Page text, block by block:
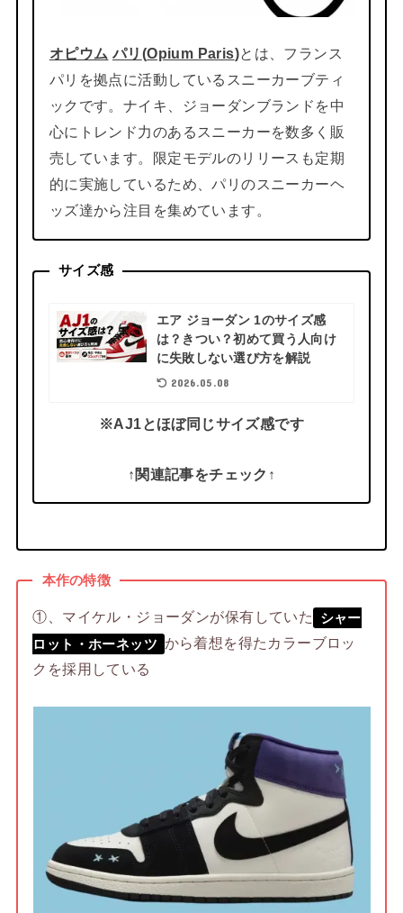
オピウム パリ (Opium Paris)とは、フランス
パリを拠点に活動しているスニーカーブティ
ックです。ナイキ、ジョーダンブランドを中
心にトレンド力のあるスニーカーを数多く販
売しています。限定モデルのリリースも定期
的に実施しているため、パリのスニーカーヘ
ッズ達から注目を集めています。
サイズ感
エア ジョーダン 1のサイズ感
は？きつい？初めて買う人向け
に失敗しない選び方を解説
2026.05.08
※AJ1とほぼ同じサイズ感です
↑関連記事をチェック↑
本作の特徴
①、マイケル・ジョーダンが保有していた
シャー
ロット・ホーネッツ から着想を得たカラーブロッ
クを採用している